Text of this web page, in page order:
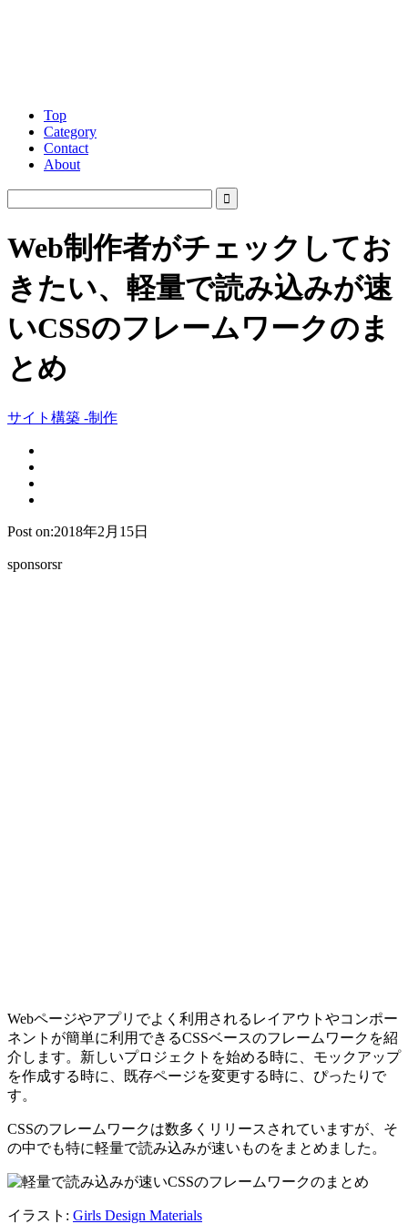
Top
Category
Contact
About
Web制作者がチェックしてお
きたい、軽量で読み込みが速
いCSSのフレームワークのま
とめ
サイト構築 -制作
Post on:2018年2月15日
sponsorsr
Webページやアプリでよく利用されるレイアウトやコンポー
ネントが簡単に利用できるCSSベースのフレームワークを紹
介します。新しいプロジェクトを始める時に、モックアップ
を作成する時に、既存ページを変更する時に、ぴったりで
す。
CSSのフレームワークは数多くリリースされていますが、そ
の中でも特に軽量で読み込みが速いものをまとめました。
イラスト: Girls Design Materials